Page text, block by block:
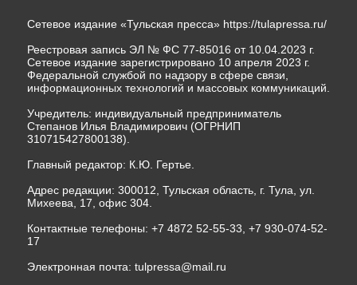
Сетевое издание «Тульская пресса» https://tulapressa.ru/
Реестровая запись ЭЛ № ФС 77-85016 от 10.04.2023 г.
Сетевое издание зарегистрировано 10 апреля 2023 г.
Федеральной службой по надзору в сфере связи,
информационных технологий и массовых коммуникаций.
Учредитель: индивидуальный предприниматель
Степанов Илья Владимирович (ОГРНИП
310715427800138).
Главный редактор: К.Ю. Гертье.
Адрес редакции: 300012, Тульская область, г. Тула, ул.
Михеева, 17, офис 304.
Контактные телефоны: +7 4872 52-55-33, +7 930-074-52-
17
Электронная почта: tulpressa@mail.ru